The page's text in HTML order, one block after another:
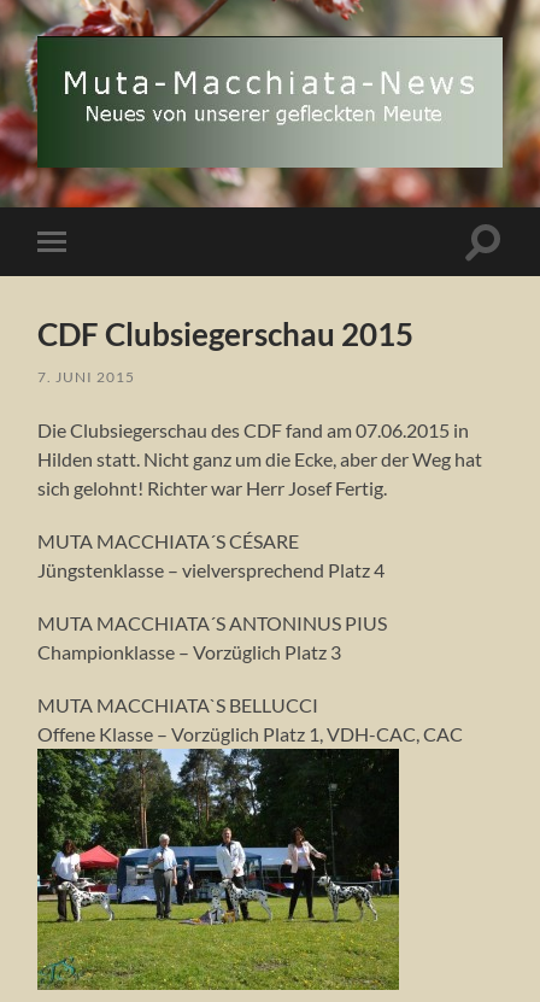
Muta
Macchiata-
News
Mobile-
Menü
CDF Clubsiegerschau 2015
7. JUNI 2015
Die Clubsiegerschau des CDF fand am 07.06.2015 in
Hilden statt. Nicht ganz um die Ecke, aber der Weg hat
sich gelohnt! Richter war Herr Josef Fertig.
MUTA MACCHIATA´S CÉSARE
Jüngstenklasse – vielversprechend Platz 4
MUTA MACCHIATA´S ANTONINUS PIUS
Championklasse – Vorzüglich Platz 3
MUTA MACCHIATA`S BELLUCCI
Offene Klasse – Vorzüglich Platz 1, VDH-CAC, CAC